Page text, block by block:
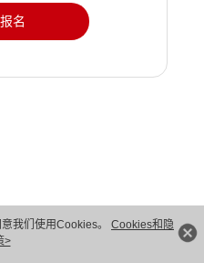
我们使用Cookies。 Cookies和隐
>
名
。 保留一切权利。粤A2-20044005号
法律声明